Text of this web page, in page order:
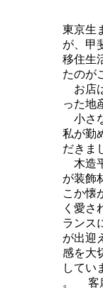
東京生
が、甲
移住生
たのが
お店
った地
小さ
私が勤
だきま
木造
が装飾
こか懐
く愛さ
ランス
が出迎
感を大
してい
。 客